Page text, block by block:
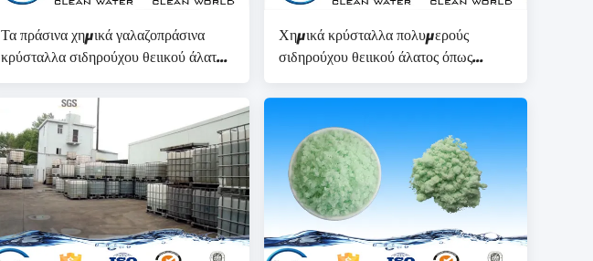
Τα πράσινα χημικά γαλαζοπράσινα
κρύσταλλα σιδηρούχου θειικού άλατος
cleanwater για τη δολοφονία των
βακτηριδίων με το BV ISO
απομακρύνουν το ΒΑΚΑΛΆΟ BOD
Χημικά κρύσταλλα πολυμερούς
σιδηρούχου θειικού άλατος όπως
δηκτικά στη βαφή του μαλλιού